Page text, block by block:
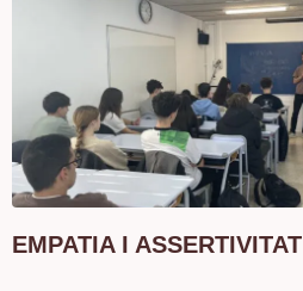
EMPATIA I ASSERTIVITAT